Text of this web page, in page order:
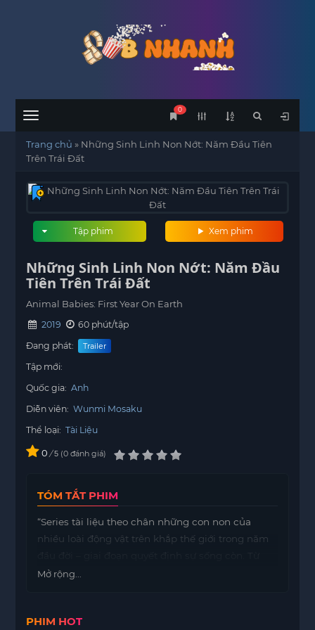
Menu
0
Trang chủ » Những Sinh Linh Non Nớt: Năm Đầu Tiên
Trên Trái Đất
Xem phim
Tập phim
Những Sinh Linh Non Nớt: Năm Đầu
Tiên Trên Trái Đất
Animal Babies: First Year On Earth
2019
60 phút/tập
Đang phát:
Trailer
Tập mới:
Quốc gia: Anh
Diễn viên: Wunmi Mosaku
Thể loại: Tài Liệu
0 / 5 0 đánh giá
TÓM TẮT PHIM
“Series tài liệu theo chân những con non của
nhiều loài động vật trên khắp thế giới trong năm
những bước đi đầu tiên đầy chập chững cho đến
môi trường hoang dã.” Điểm hay của series này
Mở rộng...
PHIM HOT